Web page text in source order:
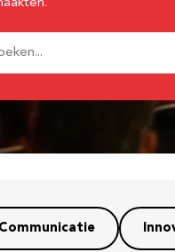
Communicatie